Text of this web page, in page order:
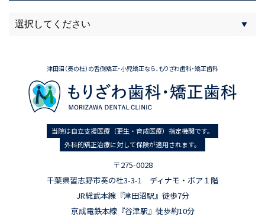
津田沼（奏の杜）の舌側矯正・小児矯正なら、もりざわ歯科・矯正歯科
当院は自立支援医療（更生・育成医療）指定機関です。
外科的矯正治療に対して保険が適用されます。
〒275-0028
千葉県習志野市奏の杜3-3-1 ディナモ・ボア１階
JR総武本線『津田沼駅』徒歩7分
京成電鉄本線『谷津駅』徒歩約10分